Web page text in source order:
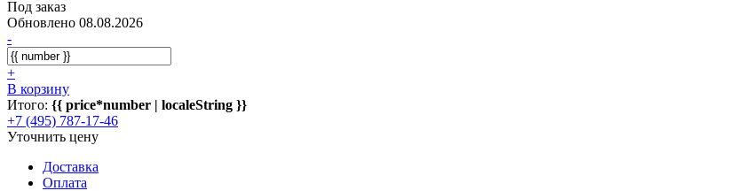
Под заказ
Обновлено 08.08.2026
-
+
В корзину
Итого: {{ price*number | localeString }}
+7 (495) 787-17-46
Уточнить цену
Доставка
Оплата